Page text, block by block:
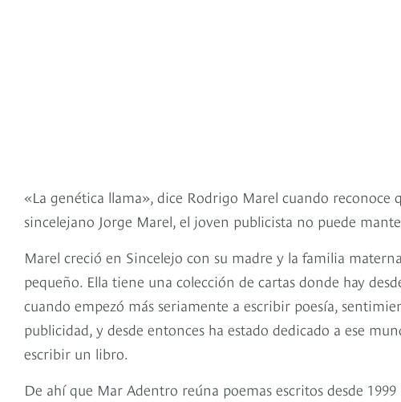
«La genética llama», dice Rodrigo Marel cuando
sincelejano Jorge Marel, el joven publicista no puede
Marel creció en Sincelejo con su madre y la familia
pequeño. Ella tiene una colección de cartas donde hay
cuando empezó más seriamente a escribir poesía,
publicidad, y desde entonces ha estado dedicado a ese
escribir un libro.
De ahí que Mar Adentro reúna poemas escritos desde